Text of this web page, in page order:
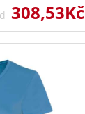
308,53Kč